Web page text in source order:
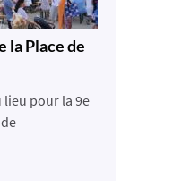
la Place de
lieu pour la 9e